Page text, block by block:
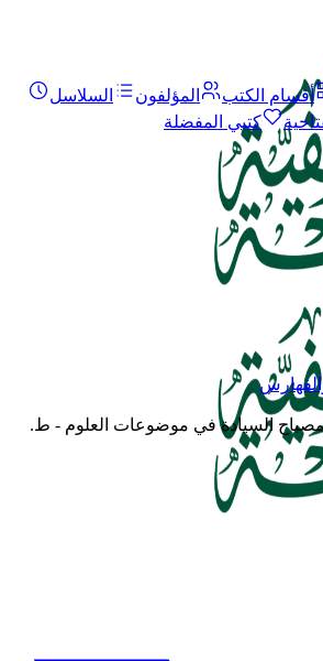
أقسام الكتب المؤلفون
السلاسل
كتبي المفضلة
السيادة في موضوعات العلوم - ط.